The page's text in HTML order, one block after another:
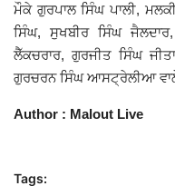
ਮੌਕੇ ਗੁਰਪਾਲ ਸਿੰਘ ਪਾਲੀ,
ਸਿੰਘ, ਸੁਖਬੀਰ ਸਿੰਘ
ਲੈੱਕਚਰਾਰ, ਗੁਰਜੀਤ ਸਿੰਘ
ਗੁਰਚਰਨ ਸਿੰਘ ਆਸਟ੍ਰੇਲੀਆ
Author : Malout Live
Tags: